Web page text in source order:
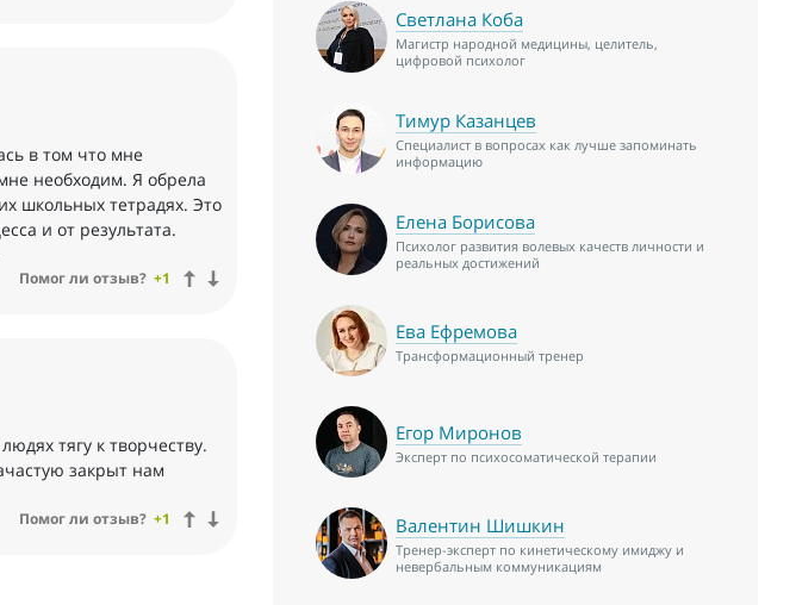
в том что мне
необходим. Я обрела
школьных тетрадях. Это
и от результата.
Помог ли отзыв? +1
тягу к творчеству.
закрыт нам
Помог ли отзыв? +1
Светлана Коба
Магистр народной медицины, целитель,
цифровой психолог
Тимур Казанцев
Специалист в вопросах как лучше запоминать
информацию
Елена Борисова
Психолог развития волевых качеств личности и
реальных достижений
Ева Ефремова
Трансформационный тренер
Егор Миронов
Эксперт по психосоматической терапии
Валентин Шишкин
Тренер-эксперт по кинетическому имиджу и
невербальным коммуникациям